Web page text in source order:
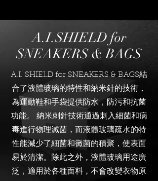
A.I.SHIELD for
SNEAKERS & BAGS
A.I. SHIELD for SNEAKERS & BAGS結
合了液體玻璃的特性和納米針的技術，
為運動鞋和手袋提供防水，防污和抗菌
功能。 納米刺針技術通過刺入細菌和病
毒進行物理滅菌，而液體玻璃疏水的特
性能減少了細菌和黴菌的積聚，使表面
易於清潔。除此之外，液體玻璃用途廣
泛，適用於各種面料，不會改變衣物原